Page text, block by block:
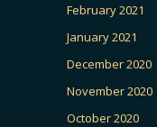
February 2021
January 2021
December 2020
November 2020
October 2020